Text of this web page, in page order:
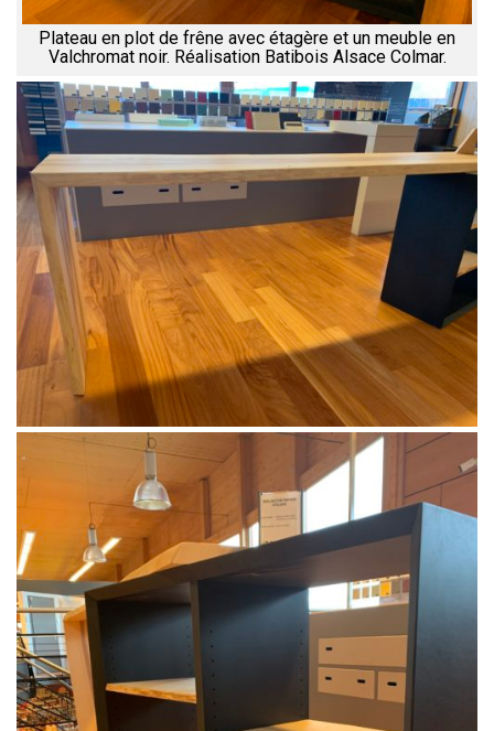
Plateau en plot de frêne avec étagère et un meuble en
Valchromat noir. Réalisation Batibois Alsace Colmar.